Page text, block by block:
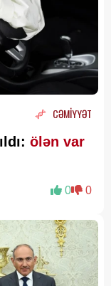
CƏMİYYƏT
ölən var
0 0